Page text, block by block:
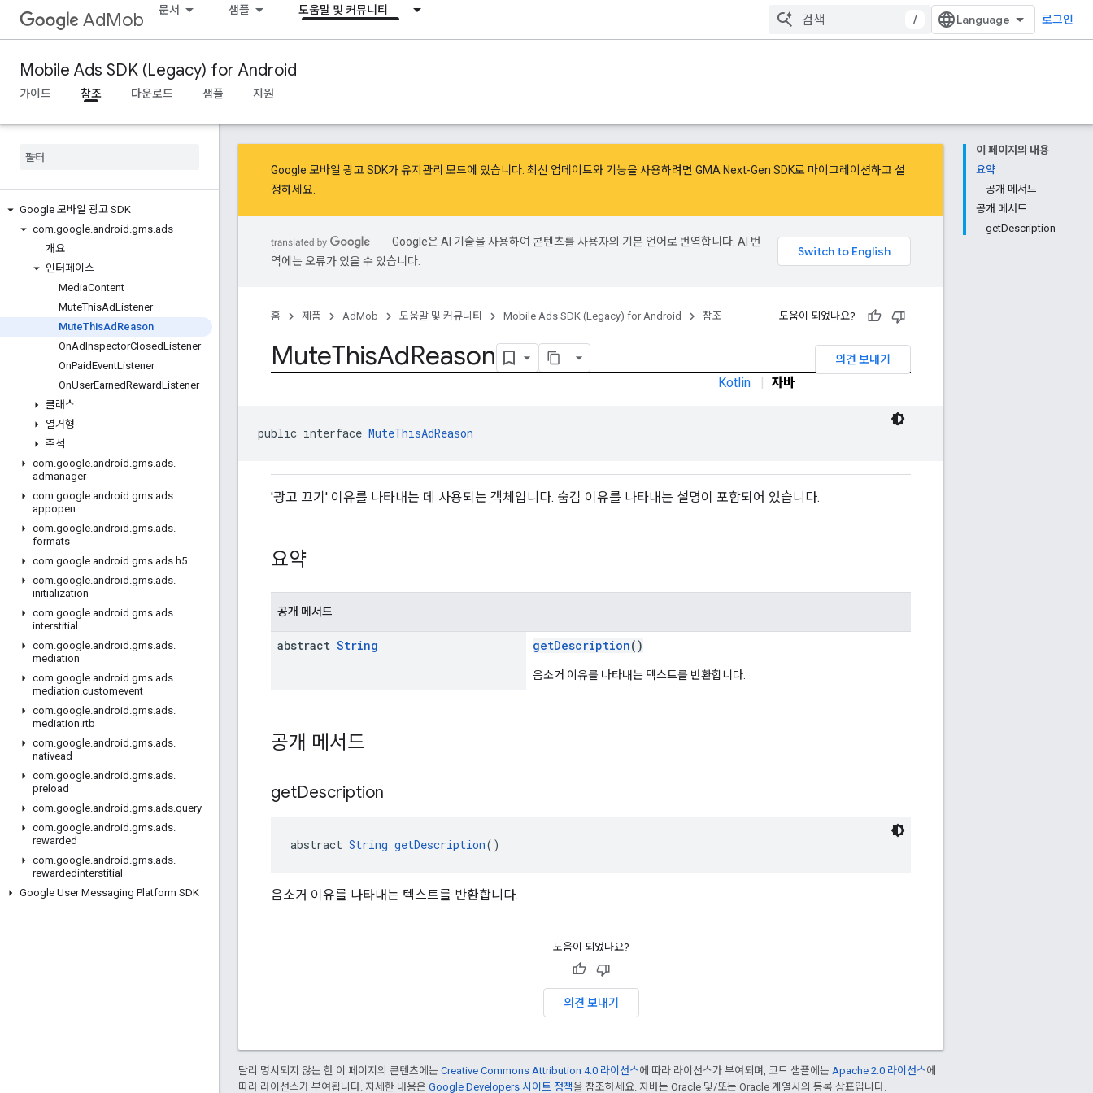
AdMob 문서 샘플 도움말 및 커뮤니티
/ 로그인
Mobile Ads SDK (Legacy) for Android
가이드 참조 다운로드 샘플 지원
Google 모바일 광고 SDK
com.google.android .gms.ads
개요
인터페이스
MediaContent
MuteThisAdListener
MuteThisAd Reason
OnAdInspectorClosedListener
OnPaidEventListener
OnUserEarnedRewardListener
클래스
열거형
주석
com.google.android .gms.ads.
admanager
com.google.android .gms.ads.
appopen
com.google.android .gms.ads.
formats
com.google.android .gms.ads.h5
com.google.android .gms.ads.
initialization
com.google.android .gms.ads.
interstitial
com.google.android .gms.ads.
mediation
com.google.android .gms.ads.
mediation.customevent
com.google.android .gms.ads.
mediation.rtb
com.google.android .gms.ads.
nativead
com.google.android .gms.ads.
preload
com.google.android .gms.ads.query
com.google.android .gms.ads.
rewarded
com.google.android .gms.ads.
rewardedinterstitial
Google User Messaging Platform SDK
이 페이지의 내용
요약
공개 메서드
공개 메서드
getDescription
Google 모바일 광고 SDK가 유지관리 모드에 있습니다. 최신 업데이트와 기능을 사용하려면 GMA Next-Gen SDK로 마이그레이션하고 설
정하세요.
Google은 AI 기술을 사용하여 콘텐츠를 사용자의 기본 언어로 번역합니다. AI 번
역에는 오류가 있을 수 있습니다.
홈 제품 AdMob 도움말 및 커뮤니티 Mobile Ads SDK (Legacy) for Android 참조 도움이 되었나요?
의견 보내기
MuteThisAdReason
Kotlin | 자바
public interface MuteThisAdReason
'광고 끄기' 이유를 나타내는 데 사용되는 객체입니다. 숨김 이유를 나타내는 설명이 포함되어 있습니다.
요약
공개 메서드
abstract String getDescription()
음소거 이유를 나타내는 텍스트를 반환합니다.
공개 메서드
getDescription
abstract String getDescription()
음소거 이유를 나타내는 텍스트를 반환합니다.
도움이 되었나요?
의견 보내기
달리 명시되지 않는 한 이 페이지의 콘텐츠에는 Creative Commons Attribution 4.0 라이선스에 따라 라이선스가 부여되며, 코드 샘플에는 Apache 2.0 라이선스에
따라 라이선스가 부여됩니다. 자세한 내용은 Google Developers 사이트 정책을 참조하세요. 자바는 Oracle 및/또는 Oracle 계열사의 등록 상표입니다.